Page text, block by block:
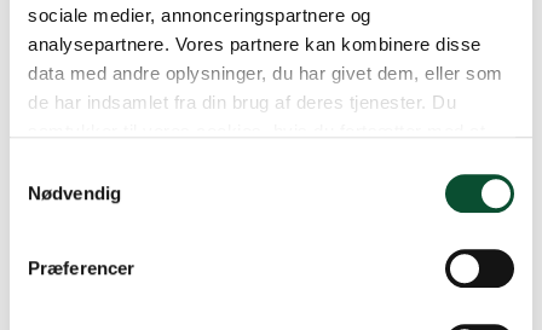
sociale medier, annonceringspartnere og
analysepartnere. Vores partnere kan kombinere disse
data med andre oplysninger, du har givet dem, eller som
de har indsamlet fra din brug af deres tjenester. Du
Nødvendig
Præferencer
Tid og sted
14:00.